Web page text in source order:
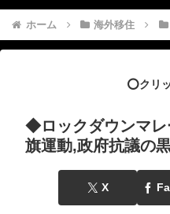
ホーム 海外移住
⭕️クリ
◆ロックダウンマ
旗運動,政府抗議の
X